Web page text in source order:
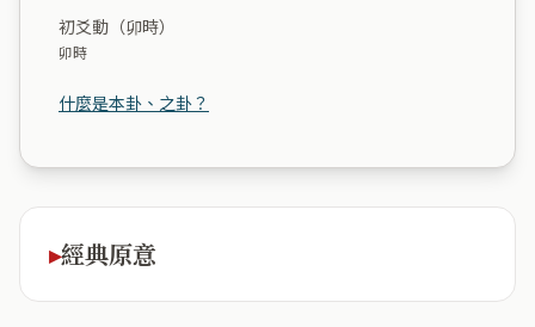
初爻動（卯時）
卯時
什麼是本卦、之卦？
經典原意